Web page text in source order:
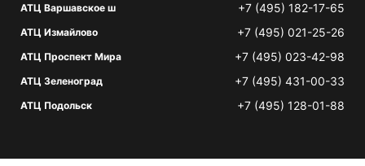
АТЦ Варшавское ш +7 (495) 182-17-65
АТЦ Измайлово +7 (495) 021-25-26
АТЦ Проспект Мира +7 (495) 023-42-98
АТЦ Зеленоград +7 (495) 431-00-33
АТЦ Подольск +7 (495) 128-01-88